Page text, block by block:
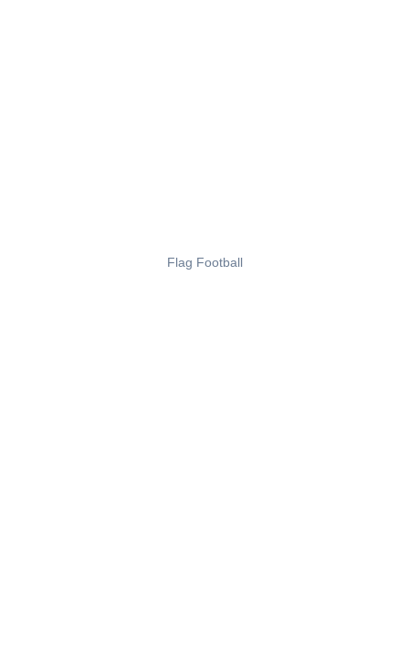
Flag Football